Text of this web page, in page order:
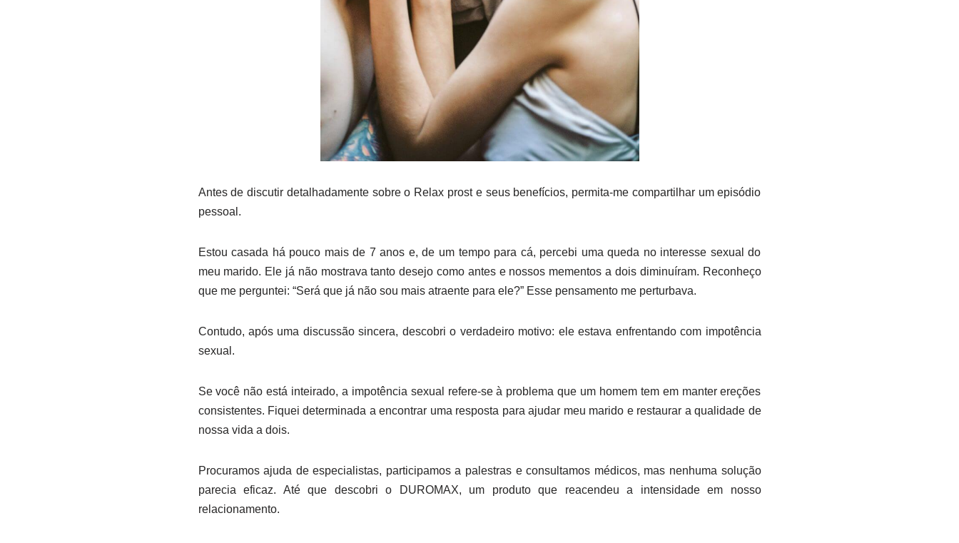
Antes de discutir detalhadamente sobre o Relax prost e seus benefícios, permita-me compartilhar um episódio
pessoal.
Estou casada há pouco mais de 7 anos e, de um tempo para cá, percebi uma queda no interesse sexual do
meu marido. Ele já não mostrava tanto desejo como antes e nossos mementos a dois diminuíram. Reconheço
que me perguntei: “Será que já não sou mais atraente para ele?” Esse pensamento me perturbava.
Contudo, após uma discussão sincera, descobri o verdadeiro motivo: ele estava enfrentando com impotência
sexual.
Se você não está inteirado, a impotência sexual refere-se à problema que um homem tem em manter ereções
consistentes. Fiquei determinada a encontrar uma resposta para ajudar meu marido e restaurar a qualidade de
nossa vida a dois.
Procuramos ajuda de especialistas, participamos a palestras e consultamos médicos, mas nenhuma solução
parecia eficaz. Até que descobri o DUROMAX, um produto que reacendeu a intensidade em nosso
relacionamento.